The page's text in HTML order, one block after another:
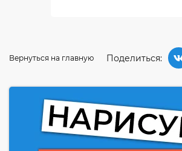
Поделиться:
Вернуться на главную